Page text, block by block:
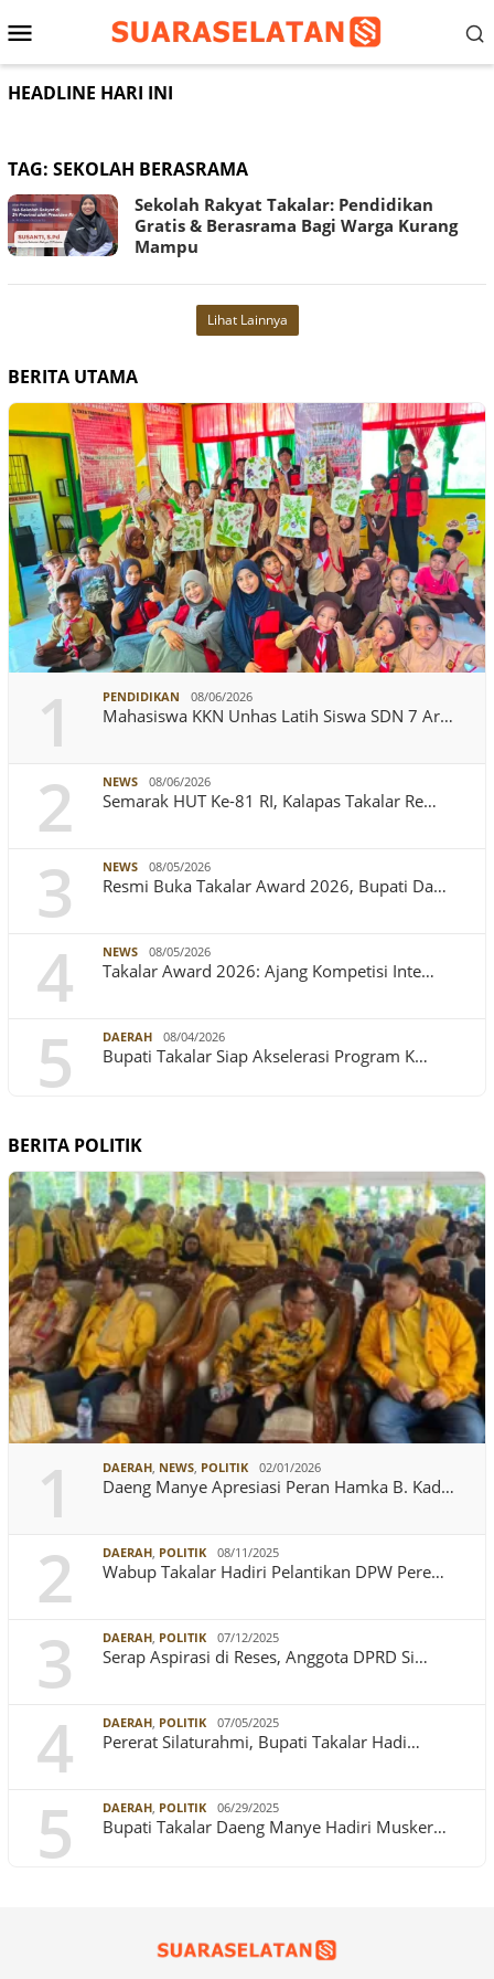
ke
Menu
Mobile
HEADLINE HARI INI
TAG: SEKOLAH BERASRAMA
Sekolah Rakyat Takalar: Pendidikan
Gratis & Berasrama Bagi Warga Kurang
Mampu
Lihat Lainnya
BERITA UTAMA
1 PENDIDIKAN 08/06/2026
Mahasiswa KKN Unhas Latih Siswa SDN 7 Ar…
2 NEWS 08/06/2026
Semarak HUT Ke-81 RI, Kalapas Takalar Re…
3 NEWS 08/05/2026
Resmi Buka Takalar Award 2026, Bupati Da…
4 NEWS 08/05/2026
Takalar Award 2026: Ajang Kompetisi Inte…
5 DAERAH 08/04/2026
Bupati Takalar Siap Akselerasi Program K…
BERITA POLITIK
1 DAERAH, NEWS, POLITIK 02/01/2026
Daeng Manye Apresiasi Peran Hamka B. Kad…
2 DAERAH, POLITIK 08/11/2025
Wabup Takalar Hadiri Pelantikan DPW Pere…
3 DAERAH, POLITIK 07/12/2025
Serap Aspirasi di Reses, Anggota DPRD Si…
4 DAERAH, POLITIK 07/05/2025
Pererat Silaturahmi, Bupati Takalar Hadi…
5 DAERAH, POLITIK 06/29/2025
Bupati Takalar Daeng Manye Hadiri Musker…